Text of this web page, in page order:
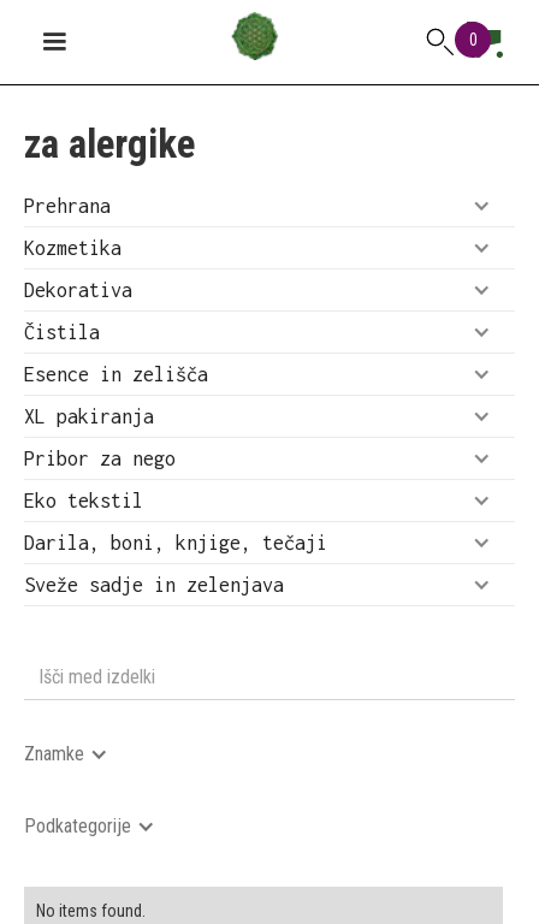
0
za alergike
Prehrana
Kozmetika
Dekorativa
Čistila
Esence in zelišča
XL pakiranja
Pribor za nego
Eko tekstil
Darila, boni, knjige, tečaji
Sveže sadje in zelenjava
Znamke
Podkategorije
No items found.